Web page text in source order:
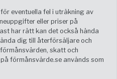
eventuella fel i uträkning av
eller priser på
har rätt kan det också hända
dig till återförsäljare och
skatt och
förmånsvärde.se används som